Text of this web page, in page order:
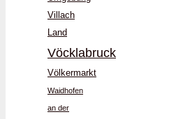
Villach
Land
Vöcklabruck
Völkermarkt
Waidhofen
an der